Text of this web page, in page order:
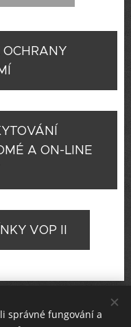
A ON-LINE
VOP II
, telefon +
správné fungování a